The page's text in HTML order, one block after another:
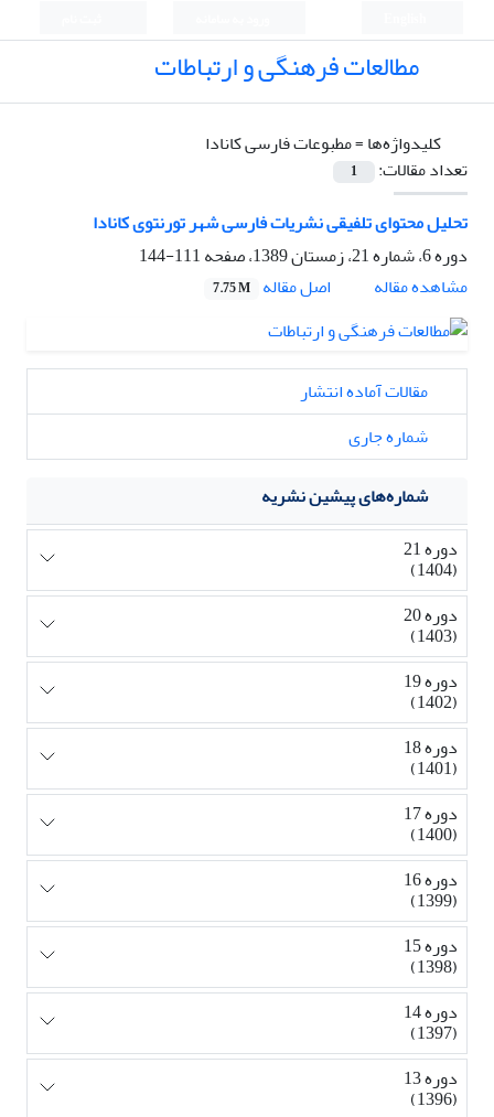
مطالعات فرهنگی و ارتباطات
کلیدواژه‌ها =مطبوعات فارسی کانادا
تعداد مقالات:
1
تحلیل محتوای تلفیقی نشریات فارسی شهر تورنتوی کانادا
دوره 6، شماره 21، زمستان 1389، صفحه
111-144
مشاهده مقاله
اصل مقاله 7.75 M
مقالات آماده انتشار
شماره جاری
شماره‌های پیشین نشریه
دوره 21
(1404)
دوره 20
(1403)
دوره 19
(1402)
دوره 18
(1401)
دوره 17
(1400)
دوره 16
(1399)
دوره 15
(1398)
دوره 14
(1397)
دوره 13
(1396)